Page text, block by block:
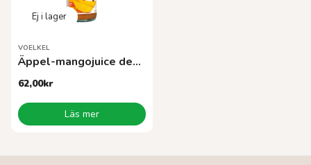
VOELKEL
Äppel-mangojuice demeterEKO
62,00kr
Läs mer